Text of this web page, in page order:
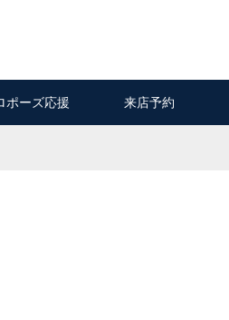
ポーズ応援 来店予約